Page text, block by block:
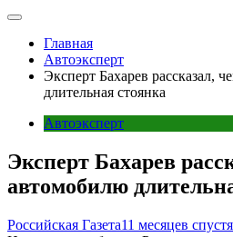
Главная
Автоэксперт
Эксперт Бахарев рассказал,
длительная стоянка
Автоэксперт
Эксперт Бахарев
автомобилю
Российская Газета11 месяцев спустя